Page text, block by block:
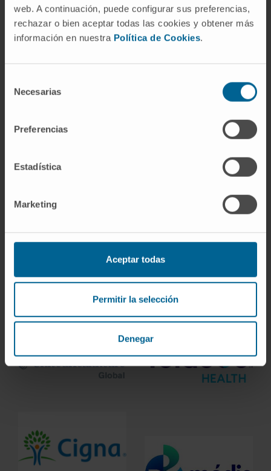
web. A continuación, puede configurar sus preferencias,
rechazar o bien aceptar todas las cookies y obtener más
información en nuestra Política de Cookies.
Necesarias
Preferencias
Estadística
Marketing
Aceptar todas
Permitir la selección
Denegar